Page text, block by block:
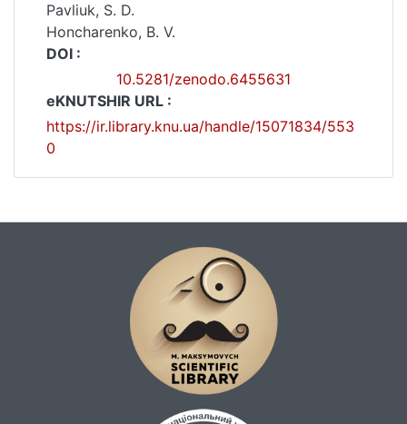
Pavliuk, S. D.
Honcharenko, B. V.
DOI :
10.5281/zenodo.6455631
eKNUTSHIR URL :
https://ir.library.knu.ua/handle/15071834/553
0